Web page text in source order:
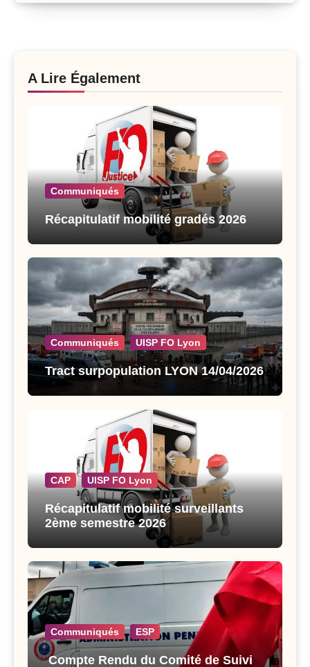
A Lire Également
Communiqués
Récapitulatif mobilité gradés 2026
Communiqués UISP FO Lyon
Tract surpopulation LYON 14/04/2026
CAP UISP FO Lyon
Récapitulatif mobilité surveillants
2ème semestre 2026
Communiqués ESP
Compte Rendu du Comité de Suivi